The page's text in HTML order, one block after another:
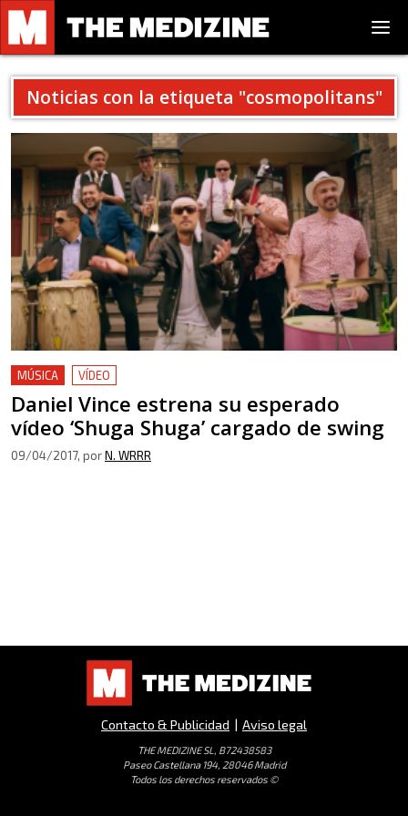
Noticias con la etiqueta "cosmopolitans"
MÚSICA VÍDEO
Daniel Vince estrena su esperado
vídeo ‘Shuga Shuga’ cargado de swing
09/04/2017, porN. WRRR
Contacto & Publicidad | Aviso legal
THE MEDIZINE SL, B72438583
Paseo Castellana 194, 28046 Madrid
Todos los derechos reservados ©